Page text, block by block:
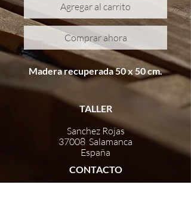
Agregar al carrito
Comprar ahora
Madera recuperada 50 x 50 cm.
TALLER
Sanchez Rojas
37008 Salamanca
España
CONTACTO